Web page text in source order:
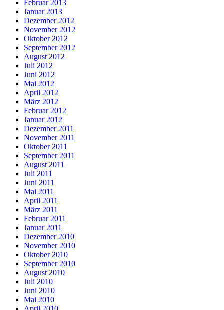
Februar 2013
Januar 2013
Dezember 2012
November 2012
Oktober 2012
September 2012
August 2012
Juli 2012
Juni 2012
Mai 2012
April 2012
März 2012
Februar 2012
Januar 2012
Dezember 2011
November 2011
Oktober 2011
September 2011
August 2011
Juli 2011
Juni 2011
Mai 2011
April 2011
März 2011
Februar 2011
Januar 2011
Dezember 2010
November 2010
Oktober 2010
September 2010
August 2010
Juli 2010
Juni 2010
Mai 2010